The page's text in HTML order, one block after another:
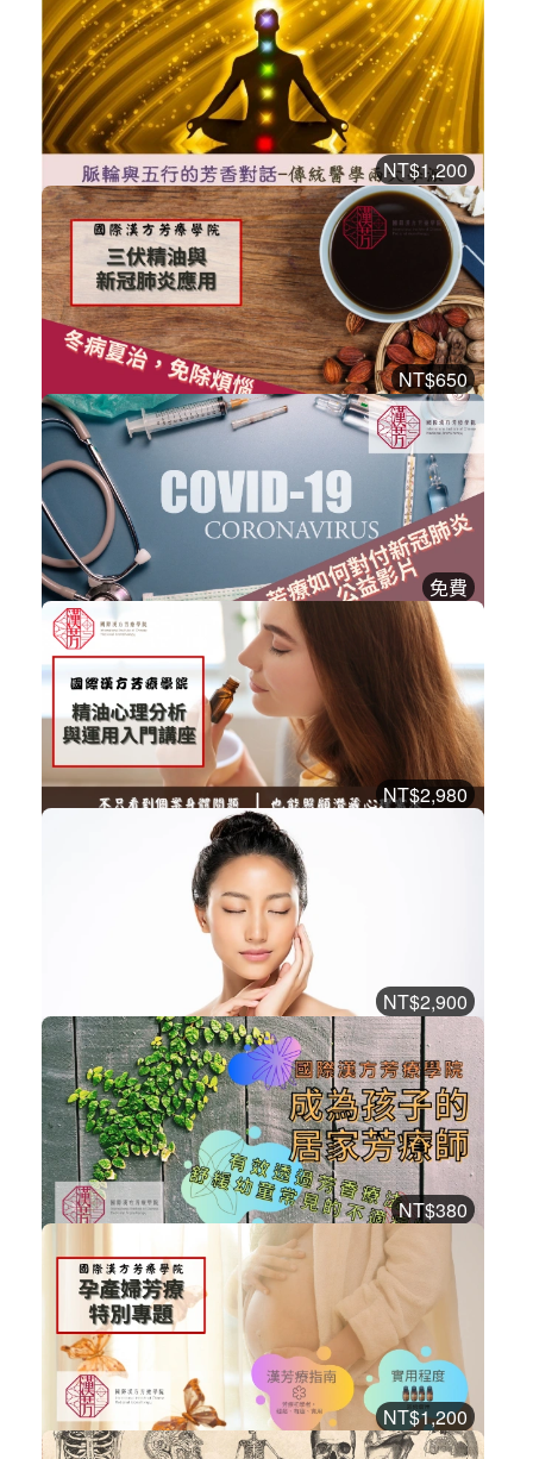
20分鐘教你- 防護時期的30日密集漢方...
漢方芳療課程 加入購物車
購買後有效期限：2026-09-05
1280
2
NT$1,200
脈輪與五行的芳香對話
漢方芳療課程 加入購物車
購買後有效期限：2026-08-20
2107
2
NT$650
三伏精油與新冠肺炎應用
漢方芳療課程 加入購物車
購買後有效期限：2026-08-27
1060
2
免費
芳療如何對付新冠肺炎公益影片
漢方芳療課程 立即加入
購買後有效期限：2026-08-27
1040
2
NT$2,980
精油心理分析與運用系列課程
購買後有效期限：2026-10-15
2515
NT$2,900
一看就上手的芳療皮膚養護學
漢方芳療課程 加入購物車
購買後有效期限：2026-10-15
1144
2
NT$380
成為孩子的居家芳療師
漢方芳療課程 加入購物車
購買後有效期限：2026-10-15
1767
NT$1,200